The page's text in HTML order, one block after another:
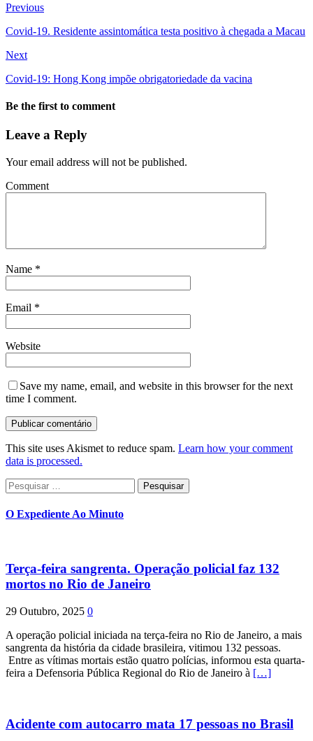
Previous
Covid-19. Residente assintomática testa positivo à chegada a Macau
Next
Covid-19: Hong Kong impõe obrigatoriedade da vacina
Be the first to comment
Leave a Reply
Your email address will not be published.
Comment
Name *
Email *
Website
Save my name, email, and website in this browser for the next
time I comment.
This site uses Akismet to reduce spam. Learn how your comment
data is processed.
Pesquisar
por:
O Expediente Ao Minuto
Terça-feira sangrenta. Operação policial faz 132
mortos no Rio de Janeiro
29 Outubro, 2025 0
A operação policial iniciada na terça-feira no Rio de Janeiro, a mais
sangrenta da história da cidade brasileira, vitimou 132 pessoas.
Entre as vítimas mortais estão quatro polícias, informou esta quarta-
feira a Defensoria Pública Regional do Rio de Janeiro à […]
Acidente com autocarro mata 17 pessoas no Brasil